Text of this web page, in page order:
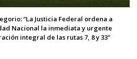
“La Justicia Federal ordena a
Nacional la inmediata y urgente
integral de las rutas 7, 8 y 33”